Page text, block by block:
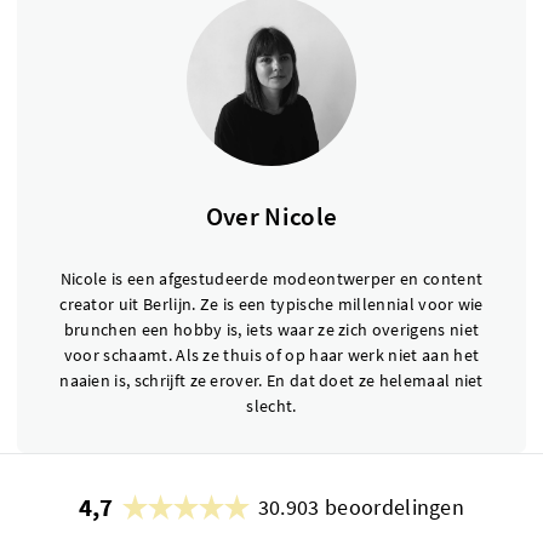
Over Nicole
Nicole is een afgestudeerde modeontwerper en content
creator uit Berlijn. Ze is een typische millennial voor wie
brunchen een hobby is, iets waar ze zich overigens niet
voor schaamt. Als ze thuis of op haar werk niet aan het
naaien is, schrijft ze erover. En dat doet ze helemaal niet
slecht.
4,7 30.903 beoordelingen